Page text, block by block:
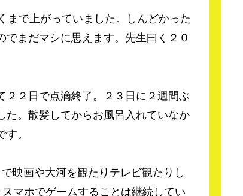
で上がっていました。しんどかった
でまだマシに思えます。先生曰く２０
２日で点滴終了。２３日に２週間ぶ
た。散髪してからお風呂入れていなか
。
映画や大河を観たりテレビ観たりし
マホでゲームすることは継続してい